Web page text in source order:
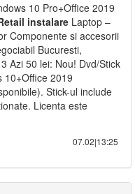
10 Pro+Office 2019
instalare Laptop –
Componente si accesorii
Bucuresti,
Azi 50 lei: Nou! Dvd/Stick
10+Office 2019
Stick-ul include
Licenta este
07.02|13:25